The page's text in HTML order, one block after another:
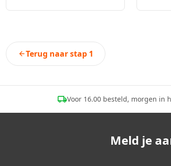
Terug naar stap 1
Voor 16.00 besteld, morgen in
Meld je